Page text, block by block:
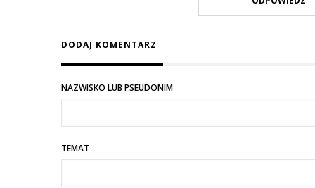
DODAJ KOMENTARZ
NAZWISKO LUB PSEUDONIM
TEMAT